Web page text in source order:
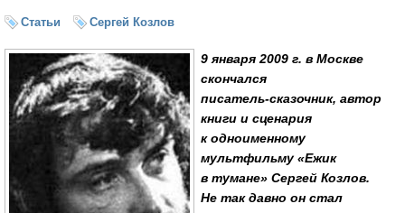
Статьи Сергей Козлов
9 января 2009 г. в Москве
скончался
писатель-сказочник, автор
книги и сценария
к одноименному
мультфильму «Ежик
в тумане» Сергей Козлов.
Не так давно он стал